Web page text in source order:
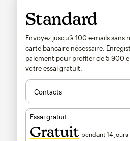
Standard
Envoyez jusqu’à 100 e-mails sans
carte bancaire nécessaire.
paiement pour profiter de5,900
votre essai gratuit.
Contacts
Essai gratuit
Gratuit pendant 14 jours